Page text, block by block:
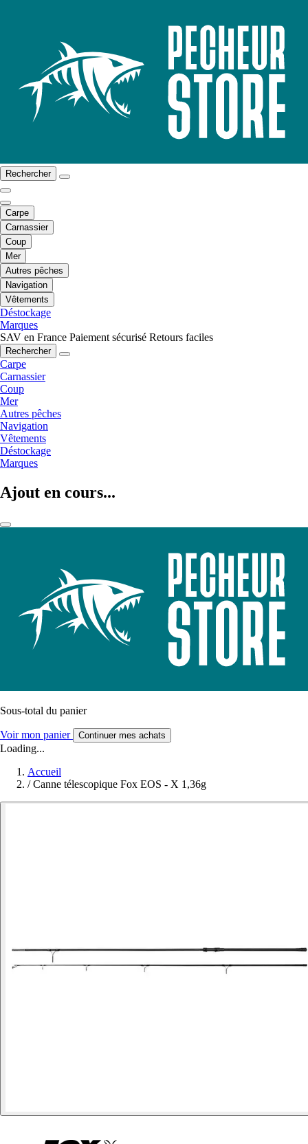
Rechercher
Carpe
Carnassier
Coup
Mer
Autres pêches
Navigation
Vêtements
Déstockage
Marques
SAV en France Paiement sécurisé Retours faciles
Rechercher
Carpe
Carnassier
Coup
Mer
Autres pêches
Navigation
Vêtements
Déstockage
Marques
Ajout en cours...
Sous-total du panier
Voir mon panier Continuer mes achats
Loading...
Accueil
/ Canne télescopique Fox EOS - X 1,36g